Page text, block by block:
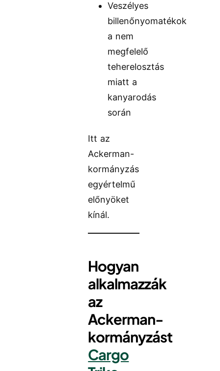
Veszélyes
billenőnyomatékok
a nem
megfelelő
teherelosztás
miatt a
kanyarodás
során
Itt az
Ackerman-
kormányzás
egyértelmű
előnyöket
kínál.
Hogyan
alkalmazzák
az
Ackerman-
kormányzást
Cargo